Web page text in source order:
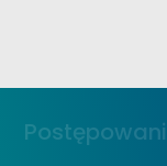
d
a